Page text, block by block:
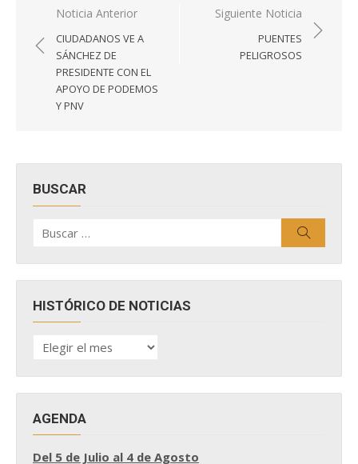
Navegación
de
entradas
Noticia Anterior
CIUDADANOS VE A
SÁNCHEZ DE
PRESIDENTE CON EL
APOYO DE PODEMOS
Y PNV
Siguiente Noticia
PUENTES
PELIGROSOS
BUSCAR
por:
HISTÓRICO DE NOTICIAS
HISTÓRICO
DE
AGENDA
Del 5 de Julio al 4 de Agosto